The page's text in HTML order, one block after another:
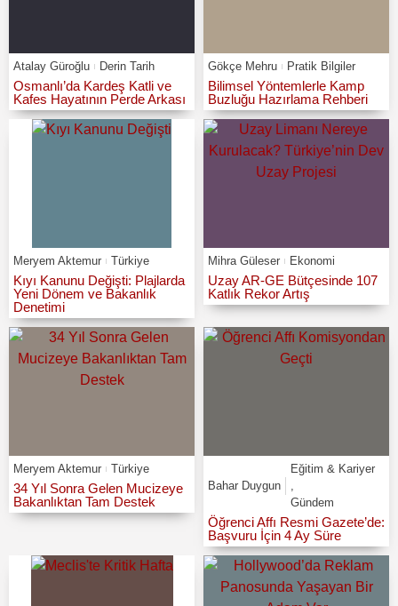
Atalay Güroğlu Derin Tarih
Osmanlı’da Kardeş Katli ve
Kafes Hayatının Perde Arkası
Gökçe Mehru Pratik Bilgiler
Bilimsel Yöntemlerle Kamp
Buzluğu Hazırlama Rehberi
Meryem Aktemur Türkiye
Kıyı Kanunu Değişti: Plajlarda
Yeni Dönem ve Bakanlık
Denetimi
Mihra Güleser Ekonomi
Uzay AR-GE Bütçesinde 107
Katlık Rekor Artış
Meryem Aktemur Türkiye
34 Yıl Sonra Gelen Mucizeye
Bakanlıktan Tam Destek
Bahar Duygun
Eğitim & Kariyer
,
Gündem
Öğrenci Affı Resmi Gazete’de:
Başvuru İçin 4 Ay Süre